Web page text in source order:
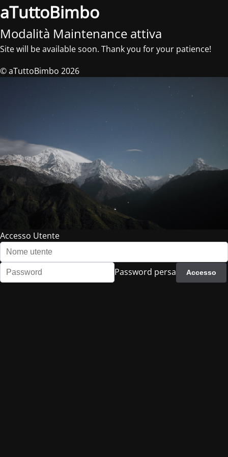
aTuttoBimbo
Modalità Maintenance attiva
Site will be available soon. Thank you for your patience!
© aTuttoBimbo 2026
Accesso Utente
Password persa